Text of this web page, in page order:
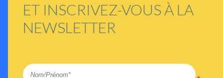
ET INSCRIVEZ-VOUS À LA
NEWSLETTER